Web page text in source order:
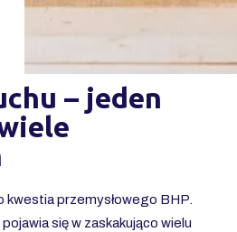
– jeden
kwestia przemysłowego BHP.
pojawia się w zaskakująco wielu